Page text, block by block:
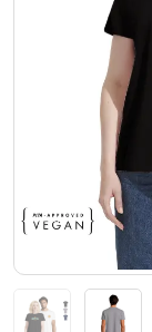
Campañas
Logo 24hs
Catálogos
Sé partner